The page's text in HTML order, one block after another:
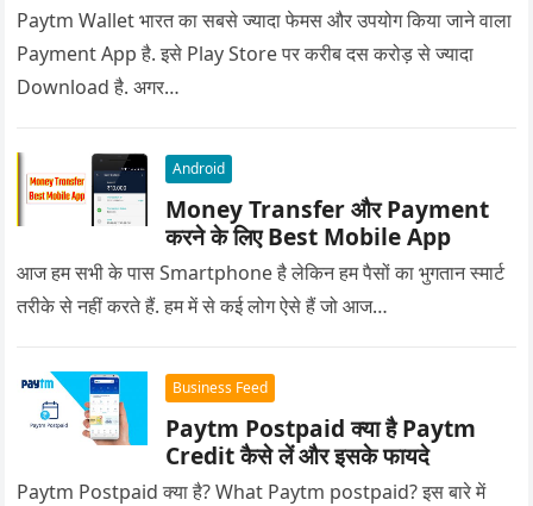
Paytm Wallet भारत का सबसे ज्यादा फेमस और उपयोग किया जाने वाला
Payment App है. इसे Play Store पर करीब दस करोड़ से ज्यादा
Download है. अगर…
Android
Money Transfer और Payment
करने के लिए Best Mobile App
आज हम सभी के पास Smartphone है लेकिन हम पैसों का भुगतान स्मार्ट
तरीके से नहीं करते हैं. हम में से कई लोग ऐसे हैं जो आज…
Business Feed
Paytm Postpaid क्या है Paytm
Credit कैसे लें और इसके फायदे
Paytm Postpaid क्या है? What Paytm postpaid? इस बारे में